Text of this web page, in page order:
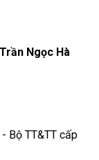
Trần Ngọc Hà
Bộ TT&TT cấp